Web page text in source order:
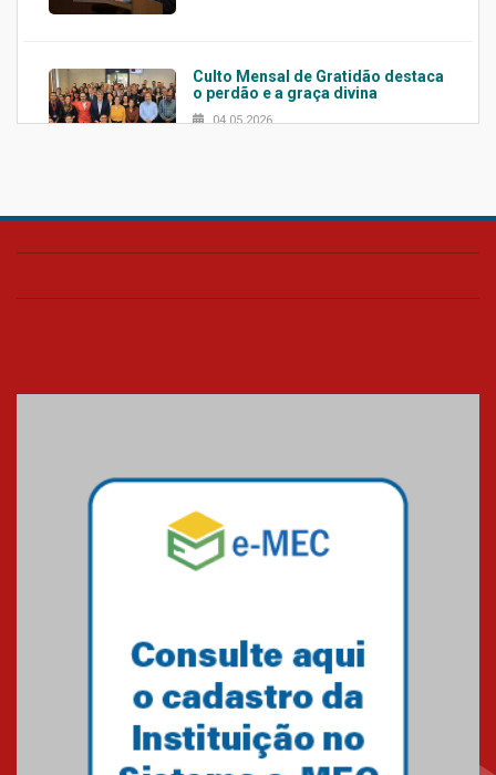
Culto Mensal de Gratidão destaca
o perdão e a graça divina
04.05.2026
Confira como foi o culto mensal
Mackenzie mobiliza campanha
solidária para apoiar famílias em
Minas Gerais
Primeiro culto do ano ressalta o
27.02.2026